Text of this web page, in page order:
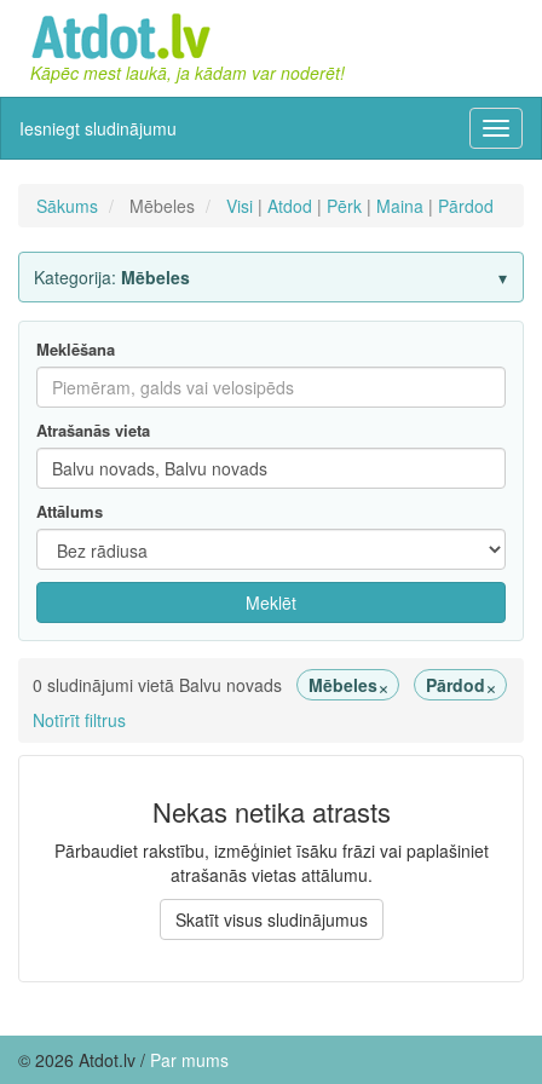
Kāpēc mest laukā, ja kādam var noderēt!
Iesniegt sludinājumu
Sākums Mēbeles Visi | Atdod | Pērk | Maina | Pārdod
Kategorija: Mēbeles
Meklēšana
Atrašanās vieta
Attālums
Meklēt
0 sludinājumi vietā Balvu novads Mēbeles× Pārdod×
Notīrīt filtrus
Nekas netika atrasts
Pārbaudiet rakstību, izmēģiniet īsāku frāzi vai paplašiniet
atrašanās vietas attālumu.
Skatīt visus sludinājumus
© 2026 Atdot.lv / Par mums